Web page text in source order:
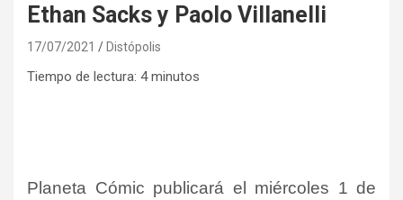
Ethan Sacks y Paolo Villanelli
17/07/2021 Distópolis
Tiempo de lectura: 4 minutos
Planeta Cómic publicará el miércoles 1 de